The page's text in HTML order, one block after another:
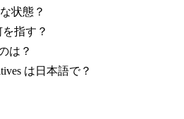
状態？
指す？
は？
は日本語で？